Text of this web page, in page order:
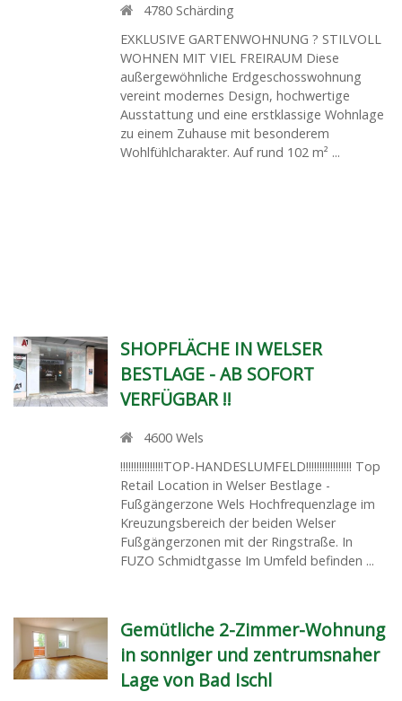
4780 Schärding
EXKLUSIVE GARTENWOHNUNG ? STILVOLL
WOHNEN MIT VIEL FREIRAUM Diese
außergewöhnliche Erdgeschosswohnung
vereint modernes Design, hochwertige
Ausstattung und eine erstklassige Wohnlage
zu einem Zuhause mit besonderem
Wohlfühlcharakter. Auf rund 102 m² ...
SHOPFLÄCHE IN WELSER
BESTLAGE - AB SOFORT
VERFÜGBAR !!
4600 Wels
!!!!!!!!!!!!!!!!TOP-HANDESLUMFELD!!!!!!!!!!!!!!!!! Top
Retail Location in Welser Bestlage -
Fußgängerzone Wels Hochfrequenzlage im
Kreuzungsbereich der beiden Welser
Fußgängerzonen mit der Ringstraße. In
FUZO Schmidtgasse Im Umfeld befinden ...
Gemütliche 2-Zimmer-Wohnung
in sonniger und zentrumsnaher
Lage von Bad Ischl